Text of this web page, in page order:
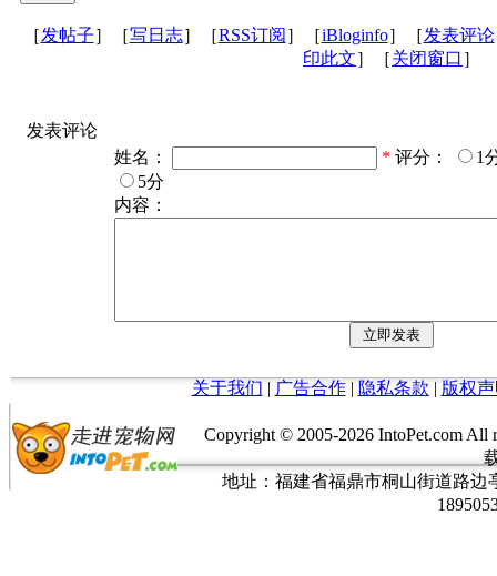
［发帖子］［写日志］［RSS订阅 ］［iBloginfo］［发表评论
印此文］［关闭窗口 ］
发表评论
姓名：
* 评分：
1
5分
内容：
关于我们 | 广告合作| 隐私条款 | 版权
Copyright © 2005-2026 IntoPet.com
地址：福建省福鼎市桐山街道路边